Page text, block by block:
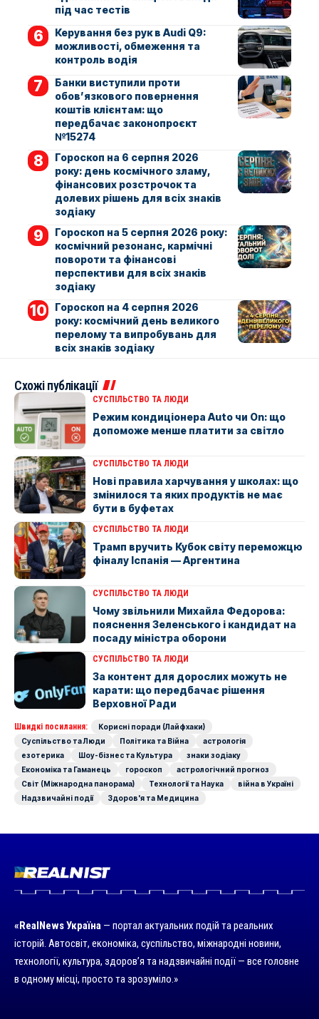
під час тестів
Керування без рук в Audi Q9:
можливості, обмеження та
контроль водія
Банки виступили проти
обов’язкового повернення
коштів клієнтам: що
передбачає законопроєкт
№15274
Гороскоп на 6 серпня 2026
року: день космічного зламу,
фінансових розстрочок та
долевих рішень для всіх знаків
зодіаку
Гороскоп на 5 серпня 2026 року:
космічний резонанс, кармічні
повороти та фінансові
перспективи для всіх знаків
зодіаку
Гороскоп на 4 серпня 2026
року: космічний день великого
перелому та випробувань для
всіх знаків зодіаку
Схожі публікації
СУСПІЛЬСТВО ТА ЛЮДИ
Режим кондиціонера Auto чи On: що
допоможе менше платити за світло
СУСПІЛЬСТВО ТА ЛЮДИ
Нові правила харчування у школах: що
змінилося та яких продуктів не має
бути в буфетах
СУСПІЛЬСТВО ТА ЛЮДИ
Трамп вручить Кубок світу переможцю
фіналу Іспанія — Аргентина
СУСПІЛЬСТВО ТА ЛЮДИ
Чому звільнили Михайла Федорова:
пояснення Зеленського і кандидат на
посаду міністра оборони
СУСПІЛЬСТВО ТА ЛЮДИ
За контент для дорослих можуть не
карати: що передбачає рішення
Верховної Ради
Швидкі посилання:
Корисні поради (Лайфхаки)
Суспільство та Люди
Політика та Війна
астрологія
езотерика
Шоу-бізнес та Культура
знаки зодіаку
Економіка та Гаманець
гороскоп
астрологічний прогноз
Світ (Міжнародна панорама)
Технології та Наука
війна в Україні
Надзвичайні події
Здоров'я та Медицина
«RealNews Україна — портал актуальних подій та реальних
історій. Автосвіт, економіка, суспільство, міжнародні новини,
технології, культура, здоров’я та надзвичайні події — все головне
в одному місці, просто та зрозуміло.»